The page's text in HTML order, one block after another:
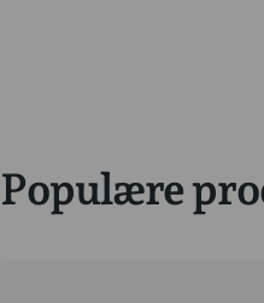
Populære